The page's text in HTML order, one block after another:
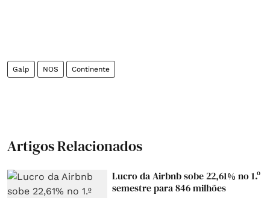
Galp NOS Continente
Artigos Relacionados
Lucro da Airbnb sobe 22,61% no 1.º
semestre para 846 milhões